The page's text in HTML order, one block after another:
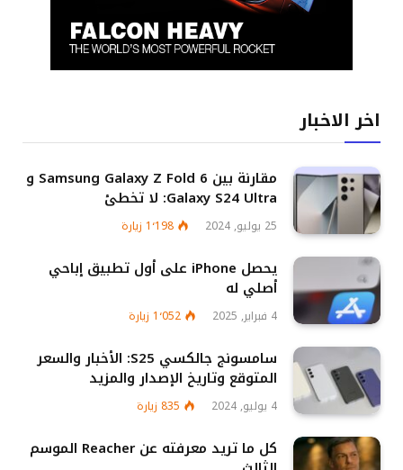
اخر الاخبار
مقارنة بين Samsung Galaxy Z Fold 6 و
Galaxy S24 Ultra: لا تخطئ
25 يوليو, 2024 1٬198 زيارة
يحصل iPhone على أول تطبيق إباحي
أصلي له
4 فبراير, 2025 1٬052 زيارة
سامسونج جالكسي S25: الأخبار والسعر
المتوقع وتاريخ الإصدار والمزيد
4 يوليو, 2024 835 زيارة
كل ما تريد معرفته عن Reacher الموسم